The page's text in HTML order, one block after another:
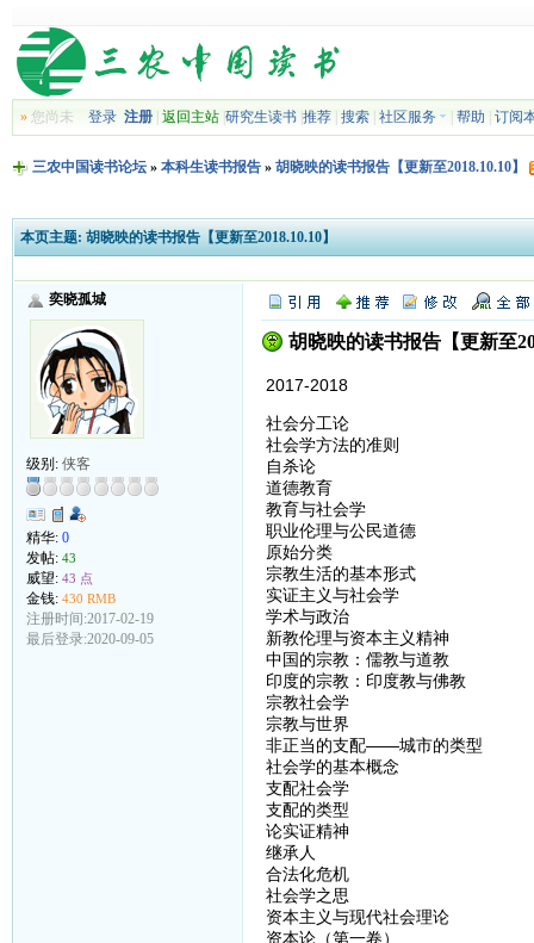
»您尚未 登录 注册| 返回主站| 研究生读书| 推荐| 搜索| 社区服务 帮助 订阅
三农中国读书论坛» 本科生读书报告» 胡晓映的读书报告【更新至2018.10.10】
本页主题: 胡晓映的读书报告【更新至2018.10.10】
奕晓孤城
级别: 侠客
精华: 0
发帖: 43
威望: 43 点
金钱: 430 RMB
注册时间:2017-02-19
最后登录:2020-09-05
胡晓映的读书报告【更新至
2017-2018
社会分工论
社会学方法的准则
自杀论
道德教育
教育与社会学
职业伦理与公民道德
原始分类
宗教生活的基本形式
实证主义与社会学
学术与政治
新教伦理与资本主义精神
中国的宗教：儒教与道教
印度的宗教：印度教与佛教
宗教社会学
宗教与世界
非正当的支配——城市的类型
社会学的基本概念
支配社会学
支配的类型
论实证精神
继承人
合法化危机
社会学之思
资本主义与现代社会理论
资本论（第一卷）